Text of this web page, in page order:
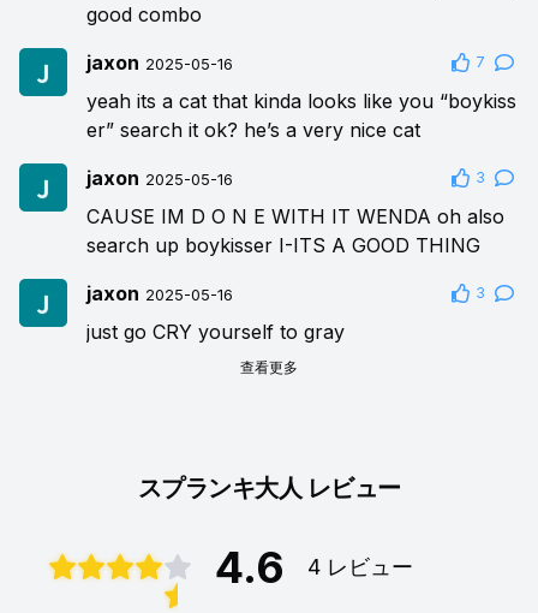
good combo
jaxon 2025-05-16 7
yeah its a cat that kinda looks like you “boykiss
er” search it ok? he’s a very nice cat
jaxon 2025-05-16 3
CAUSE IM D O N E WITH IT WENDA oh also
search up boykisser I-ITS A GOOD THING
jaxon 2025-05-16 3
just go CRY yourself to gray
查看更多
スプランキ大人 レビュー
4.6 4 レビュー